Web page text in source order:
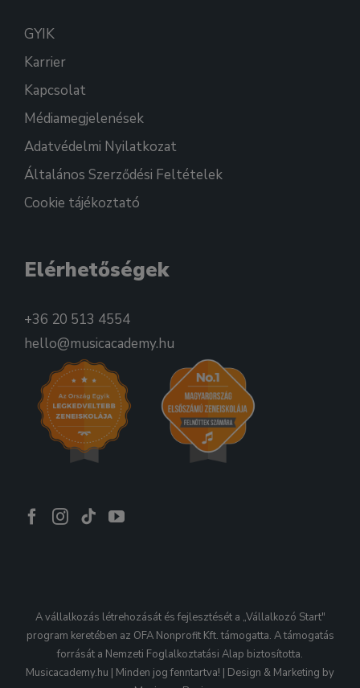
GYIK
Karrier
Kapcsolat
Médiamegjelenések
Adatvédelmi Nyilatkozat
Általános Szerződési Feltételek
Cookie tájékoztató
Elérhetőségek
+36 20 513 4554
hello@musicacademy.hu
A vállalkozás létrehozását és fejlesztését a „Vállalkozó Start"
program keretében az OFA Nonprofit Kft. támogatta. A támogatás
forrását a Nemzeti Foglalkoztatási Alap biztosította.
Musicacademy.hu | Minden jog fenntartva! | Design & Marketing by